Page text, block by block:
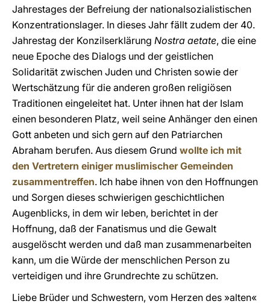
Jahrestages der Befreiung der nationalsozialistischen
Konzentrationslager. In dieses Jahr fällt zudem der 40.
Jahrestag der Konzilserklärung Nostra aetate, die eine
neue Epoche des Dialogs und der geistlichen
Solidarität zwischen Juden und Christen sowie der
Wertschätzung für die anderen großen religiösen
Traditionen eingeleitet hat. Unter ihnen hat der Islam
einen besonderen Platz, weil seine Anhänger den einen
Gott anbeten und sich gern auf den Patriarchen
Abraham berufen. Aus diesem Grund wollte ich mit
den Vertretern einiger muslimischer Gemeinden
zusammentreffen. Ich habe ihnen von den Hoffnungen
und Sorgen dieses schwierigen geschichtlichen
Augenblicks, in dem wir leben, berichtet in der
Hoffnung, daß der Fanatismus und die Gewalt
ausgelöscht werden und daß man zusammenarbeiten
kann, um die Würde der menschlichen Person zu
verteidigen und ihre Grundrechte zu schützen.
Liebe Brüder und Schwestern, vom Herzen des »alten«